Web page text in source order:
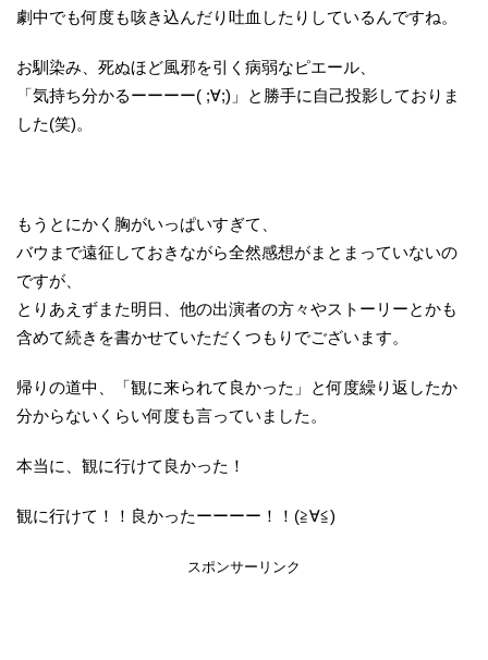
劇中でも何度も咳き込んだり吐血したりしているんですね。
お馴染み、死ぬほど風邪を引く病弱なピエール、
「気持ち分かるーーーー( ;∀;)」と勝手に自己投影しておりま
した(笑)。
もうとにかく胸がいっぱいすぎて、
バウまで遠征しておきながら全然感想がまとまっていないの
ですが、
とりあえずまた明日、他の出演者の方々やストーリーとかも
含めて続きを書かせていただくつもりでございます。
帰りの道中、「観に来られて良かった」と何度繰り返したか
分からないくらい何度も言っていました。
本当に、観に行けて良かった！
観に行けて！！良かったーーーー！！(≧∀≦)
スポンサーリンク